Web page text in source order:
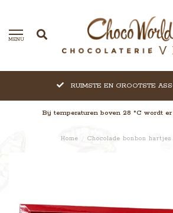
MENU
RUIMSTE EN GROOTSTE
Bij temperaturen boven 28 °C wordt
Home / Chocolade bonbon